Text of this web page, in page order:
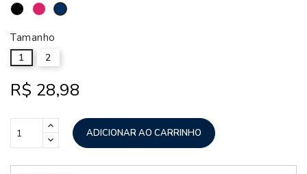
PretoPinkMarinho
Tamanho
1 2
R$ 28,98
ADICIONAR AO CARRINHO